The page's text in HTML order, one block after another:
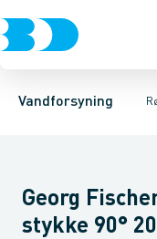
Vandforsyning
Rør & fittings
PE rørPE EL fittings
Vinkler 90gr.Vinkler
Georg
stykke 90°